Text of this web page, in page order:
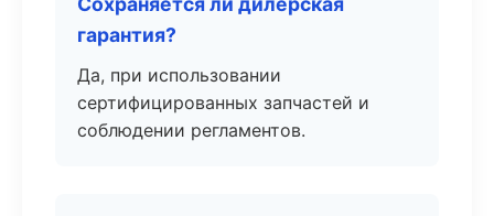
гарантия?
Да, при использовании
сертифицированных запчастей и
соблюдении регламентов.